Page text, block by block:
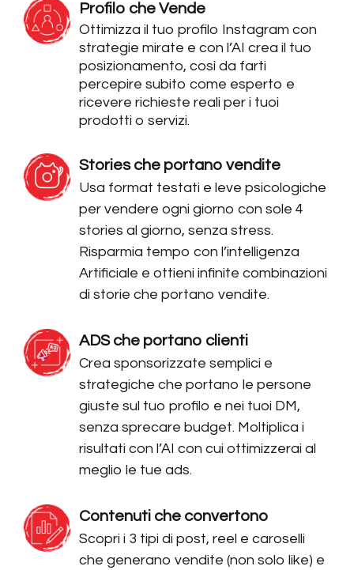
Profilo che Vende
Ottimizza il tuo profilo Instagram con
strategie mirate e con l’AI crea il tuo
posizionamento, così da farti
percepire subito come esperto e
ricevere richieste reali per i tuoi
prodotti o servizi.
Stories che portano vendite
Usa format testati e leve psicologiche
per vendere ogni giorno con sole 4
stories al giorno, senza stress.
Risparmia tempo con l’intelligenza
Artificiale e ottieni infinite combinazioni
di storie che portano vendite.
ADS che portano clienti
Crea sponsorizzate semplici e
strategiche che portano le persone
giuste sul tuo profilo e nei tuoi DM,
senza sprecare budget. Moltiplica i
risultati con l’AI con cui ottimizzerai al
meglio le tue ads.
Contenuti che convertono
Scopri i 3 tipi di post, reel e caroselli
che generano vendite (non solo like) e